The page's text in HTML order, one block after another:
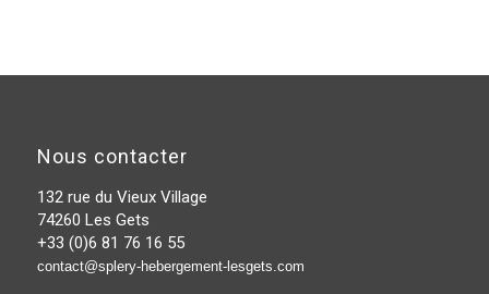
Nous contacter
132 rue du Vieux Village
74260 Les Gets
+33 (0)6 81 76 16 55
contact@splery-hebergement-lesgets.com